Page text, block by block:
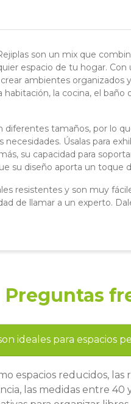
son un mix que
espacio de tu hogar.
ambientes organizados
habitación, la cocina, el
diferentes tamaños, por lo
Úsalas para
su capacidad para
su diseño aporta un toque
resistentes y son muy
de llamar a un experto.
Preguntas
ideales para espacios
espacios reducidos,
las medidas entre